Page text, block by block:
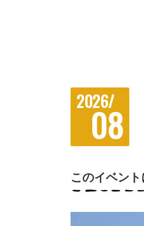
2026/
08
このイベン